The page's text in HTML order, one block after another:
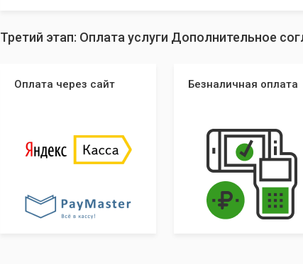
Третий этап: Оплата услуги Дополнительное
Оплата через сайт Безналичная оплата